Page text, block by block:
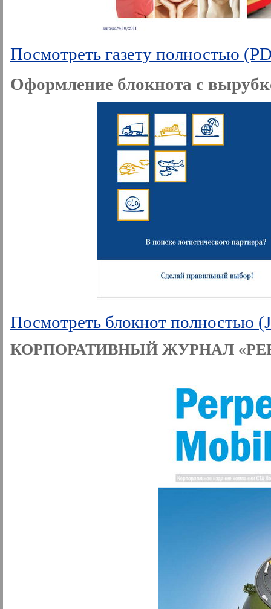
Посмотреть газету полностью
Оформление блокнота с
Посмотреть блокнот полностью
КОРПОРАТИВНЫЙ ЖУРНАЛ